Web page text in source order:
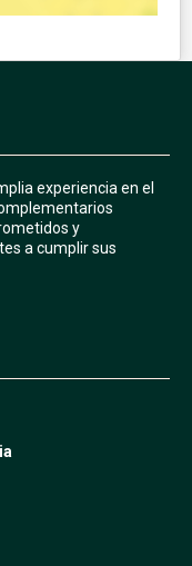
experiencia en el
y
a cumplir sus